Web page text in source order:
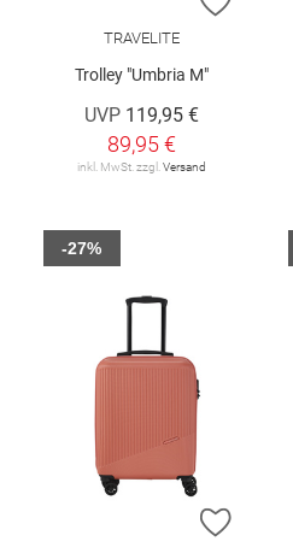
TRAVELITE
Trolley "Umbria M"
UVP 119,95 €
89,95 €
inkl. MwSt. zzgl. Versand
ZUR
-27%